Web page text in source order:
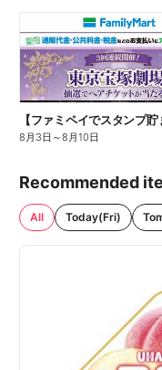
8月3日 ～8月10日
Recommended
All Today(Fri)